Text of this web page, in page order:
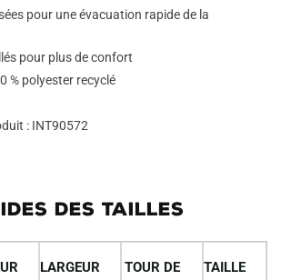
pour une évacuation rapide de la
pour plus de confort
% polyester recyclé
: INT90572
DES TAILLES
LARGEUR
TOUR DE
TAILLE